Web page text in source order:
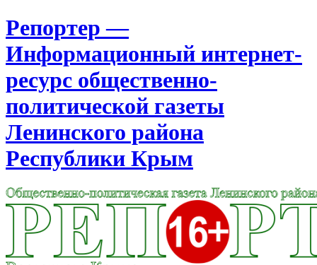
Репортер —
Информационный интернет-
ресурс общественно-
политической газеты
Ленинского района
Республики Крым